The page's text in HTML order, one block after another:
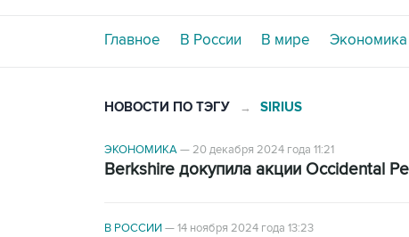
Главное В России В мире Экономика
НОВОСТИ ПО ТЭГУ → SIRIUS
ЭКОНОМИКА—20 декабря 2024 года 11:21
Berkshire докупила акции Occidental
В РОССИИ—14 ноября 2024 года 13:23